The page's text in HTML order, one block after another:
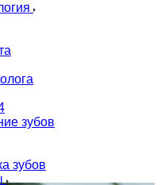
зубов
зубов